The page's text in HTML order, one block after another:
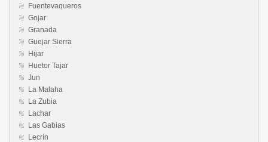
Fuentevaqueros
Gojar
Granada
Guejar Sierra
Hijar
Huetor Tajar
Jun
La Malaha
La Zubia
Lachar
Las Gabias
Lecrín